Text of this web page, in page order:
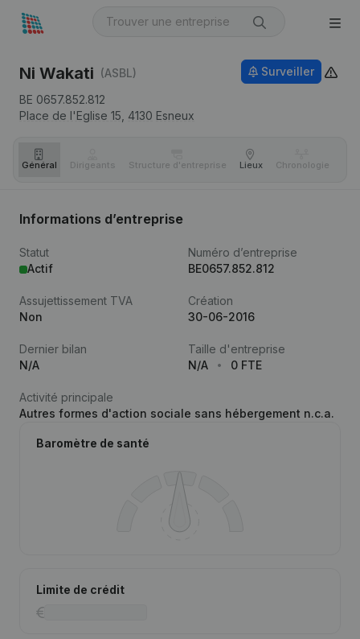
Ni Wakati (ASBL)
BE 0657.852.812
Place de l'Eglise 15, 4130 Esneux
Surveiller
Général Dirigeants Structure d'entreprise Lieux Chronologie
Informations d’entreprise
Statut
Actif
Numéro d’entreprise
BE0657.852.812
Assujettissement TVA
Non
Création
30-06-2016
Dernier bilan
N/A
Taille d'entreprise
N/A
0 FTE
Activité principale
Autres formes d'action sociale sans hébergement n.c.a.
Baromètre de santé
Limite de crédit